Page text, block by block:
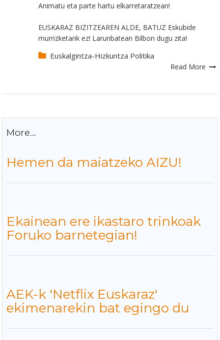
Animatu eta parte hartu elkarretaratzean!
EUSKARAZ BIZITZEAREN ALDE, BATUZ Eskubide
murrizketarik ez! Larunbatean Bilbon dugu zita!
Euskalgintza-Hizkuntza Politika
Read More
More...
Hemen da maiatzeko AIZU!
Ekainean ere ikastaro trinkoak
Foruko barnetegian!
AEK-k 'Netflix Euskaraz'
ekimenarekin bat egingo du